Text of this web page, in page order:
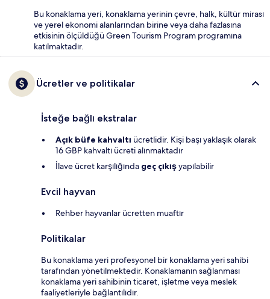
Bu konaklama yeri, konaklama yerinin çevre, halk, kültür mirası
ve yerel ekonomi alanlarından birine veya daha fazlasına
etkisinin ölçüldüğü Green Tourism Program programına
katılmaktadır.
Ücretler ve politikalar
İsteğe bağlı ekstralar
Açık büfe kahvaltı ücretlidir. Kişi başı yaklaşık olarak
16 GBP kahvaltı ücreti alınmaktadır
İlave ücret karşılığında geç çıkışyapılabilir
Evcil hayvan
Rehber hayvanlar ücretten muaftır
Politikalar
Bu konaklama yeri profesyonel bir konaklama yeri sahibi
tarafından yönetilmektedir. Konaklamanın sağlanması
konaklama yeri sahibinin ticaret, işletme veya meslek
faaliyetleriyle bağlantılıdır.